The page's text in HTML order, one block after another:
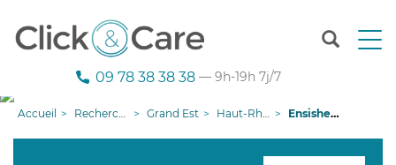
T
n
09 78 38 38 38 — 9h-19h 7j/7
Accueil Recherche aide à domicile Grand Est Haut-Rhin Ensisheim